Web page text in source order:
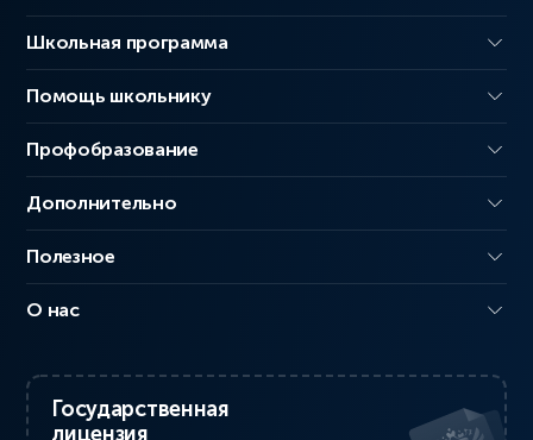
Школьная программа
Помощь школьнику
Профобразование
Дополнительно
Полезное
О нас
Государственная
лицензия